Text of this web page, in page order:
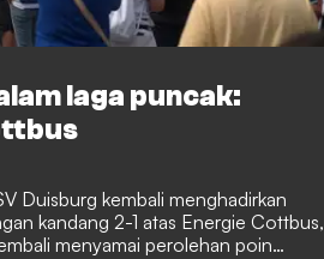
laga puncak:
Duisburg kembali menghadirkan
kandang 2-1 atas Energie Cottbus,
menyamai perolehan poin